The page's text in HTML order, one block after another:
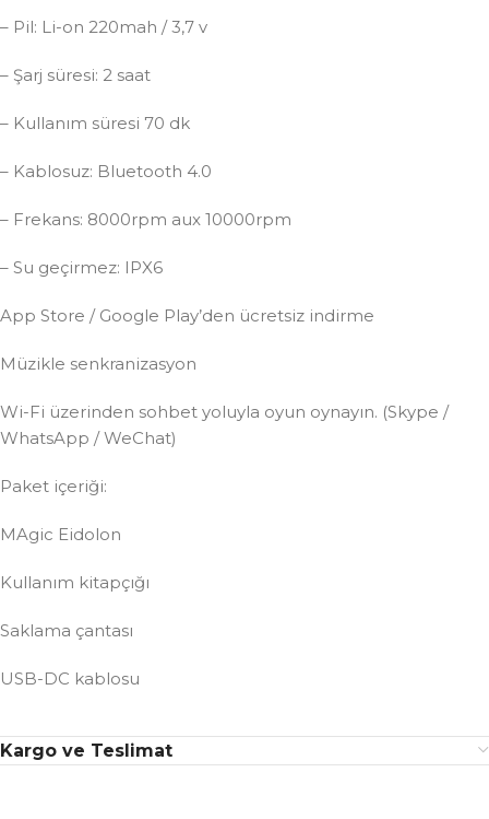
– Pil: Li-on 220mah / 3,7 v
– Şarj süresi: 2 saat
– Kullanım süresi 70 dk
– Kablosuz: Bluetooth 4.0
– Frekans: 8000rpm aux 10000rpm
– Su geçirmez: IPX6
App Store / Google Play’den ücretsiz indirme
Müzikle senkranizasyon
Wi-Fi üzerinden sohbet yoluyla oyun oynayın. (Skype /
WhatsApp / WeChat)
Paket içeriği:
MAgic Eidolon
Kullanım kitapçığı
Saklama çantası
USB-DC kablosu
Kargo ve Teslimat